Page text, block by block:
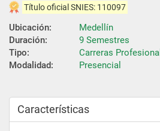
Título oficial SNIES: 110097
Ubicación:
Medellín
Duración:
9 Semestres
Tipo:
Carreras
Modalidad:
Presencial
Características